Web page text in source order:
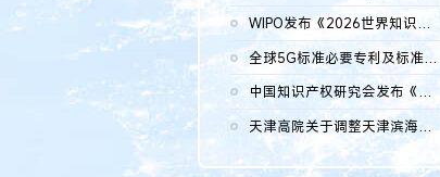
WIPO发布《2026世界知识产权报告》 含报告全文
全球5G标准必要专利及标准提案研究报告（2026年）全文发布
中国知识产权研究会发布《2025年度中国企业海外知识产权纠纷调查...
天津高院关于调整天津滨海高新技术产业开发区华苑科技园一审普通...